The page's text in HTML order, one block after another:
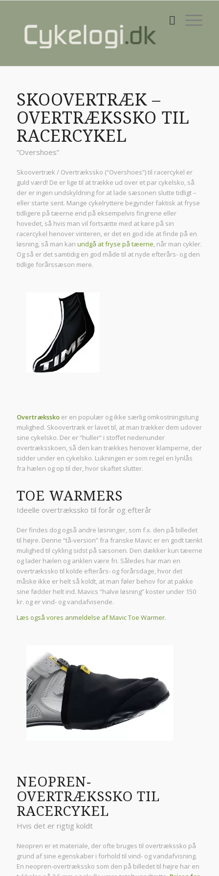
SKOOVERTRÆK –
OVERTRÆKSSKO TIL
RACERCYKEL
“Overshoes”
Skoovertræk / Overtrækssko (“Overshoes”) til racercykel er
guld værd! De er lige til at trække ud over et par cykelsko, så
der er ingen undskyldning for at lade sæsonen slutte tidligt –
eller starte sent. Mange cykelryttere begynder faktisk at fryse
tidligere på tæerne end på eksempelvis fingrene eller
hovedet, så hvis man vil fortsætte med at køre på sin
racercykel henover vinteren, er det en god ide at finde på en
løsning, så man kan undgå at fryse på tæerne , når man cykler.
Og så er det samtidig en god måde til at nyde efterårs- og den
tidlige forårssæson mere.
Overtræksskoer en populær og ikke særlig omkostningstung
mulighed. Skoovertræk er lavet til, at man trækker dem udover
sine cykelsko. Der er “huller” i stoffet nedenunder
overtræksskoen, så den kan trækkes henover klamperne, der
sidder under en cykelsko. Lukningen er som regel en lynlås
fra hælen og op til der, hvor skaftet slutter.
TOE WARMERS
Ideelle overtrækssko til forår og efterår
Der findes dog også andre løsninger, som f.x. den på billedet
til højre. Denne “tå-version” fra franske Mavic er en godt tænkt
mulighed til cykling sidst på sæsonen. Den dækker kun tæerne
og lader hælen og anklen være fri. Således har man en
overtrækssko til kolde efterårs- og forårsdage, hvor det
måske ikke er helt så koldt, at man føler behov for at pakke
sine fødder helt ind. Mavics “halve løsning” koster under 150
kr. og er vind- og vandafvisende.
Læs også vores anmeldelse af Mavic Toe Warmer.
NEOPREN-
OVERTRÆKSSKO TIL
RACERCYKEL
Hvis det er rigtig koldt
Neopren er et materiale, der ofte bruges til overtrækssko på
grund af sine egenskaber i forhold til vind- og vandafvisning.
En neopren-overtrækssko som den på billedet til højre har en